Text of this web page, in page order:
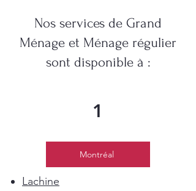
Nos services de Grand
Ménage et Ménage régulier
sont disponible à :
1
Montréal
Lachine